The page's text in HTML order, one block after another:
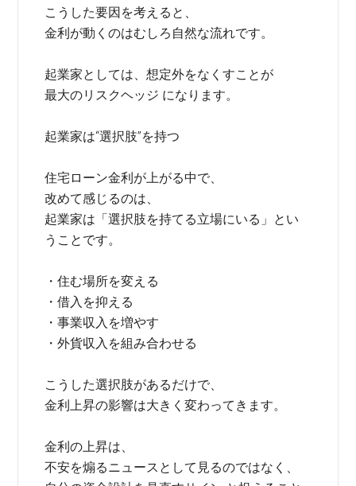
こうした要因を考えると、
金利が動くのはむしろ自然な流れです。
起業家としては、想定外をなくすことが
最大のリスクヘッジ になります。
起業家は“選択肢”を持つ
住宅ローン金利が上がる中で、
改めて感じるのは、
起業家は「選択肢を持てる立場にいる」とい
うことです。
・住む場所を変える
・借入を抑える
・事業収入を増やす
・外貨収入を組み合わせる
こうした選択肢があるだけで、
金利上昇の影響は大きく変わってきます。
金利の上昇は、
不安を煽るニュースとして見るのではなく、